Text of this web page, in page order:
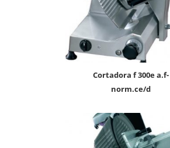
cortadora f 300e a.f-
norm.ce/d